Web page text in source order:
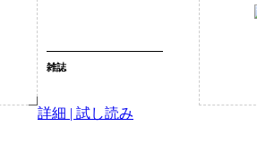
雑誌
詳細 | 試し読み